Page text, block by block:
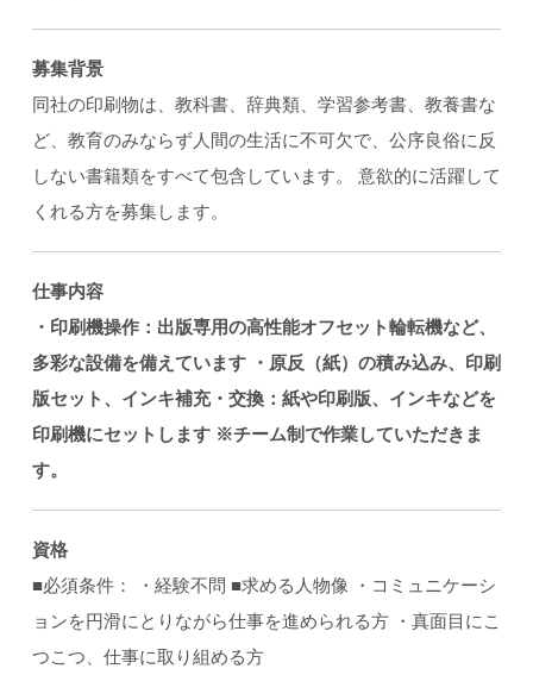
募集背景
同社の印刷物は、教科書、辞典類、学習参考書、教養書な
ど、教育のみならず人間の生活に不可欠で、公序良俗に反
しない書籍類をすべて包含しています。 意欲的に活躍して
くれる方を募集します。
仕事内容
・印刷機操作：出版専用の高性能オフセット輪転機など、
多彩な設備を備えています ・原反（紙）の積み込み、印刷
版セット、インキ補充・交換：紙や印刷版、インキなどを
印刷機にセットします ※チーム制で作業していただきま
す。
資格
■必須条件： ・経験不問 ■求める人物像 ・コミュニケーシ
ョンを円滑にとりながら仕事を進められる方 ・真面目にこ
つこつ、仕事に取り組める方